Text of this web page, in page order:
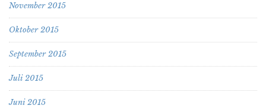
November 2015
Oktober 2015
September 2015
Juli 2015
Juni 2015